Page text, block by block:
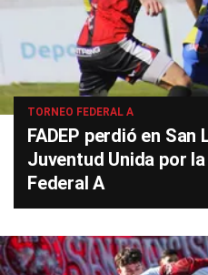
TORNEO FEDERAL A
FADEP perdió en
Juventud Unida por
Federal A